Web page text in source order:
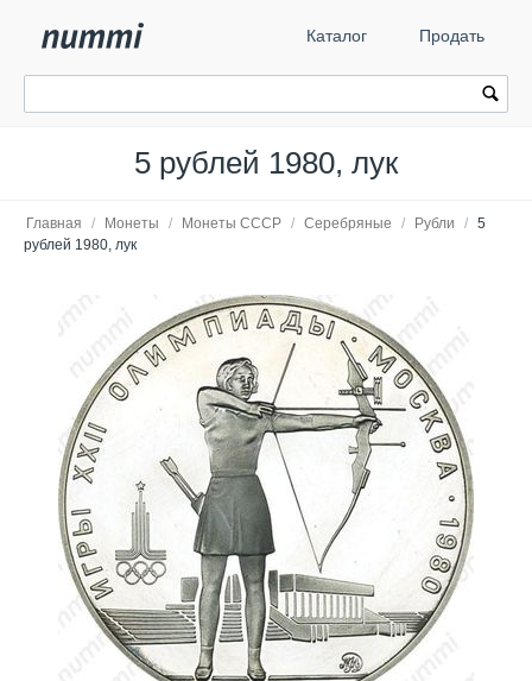
Каталог Продать
5 рублей 1980, лук
Главная / Монеты / Монеты СССР / Серебряные / Рубли / 5
рублей 1980, лук